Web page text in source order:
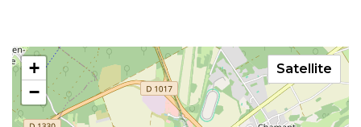
+
−
Satellite